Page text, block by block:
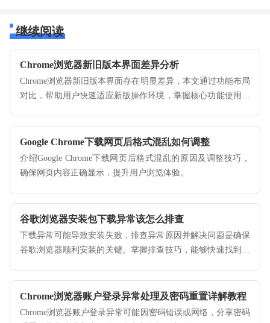
继续阅读
Chrome浏览器新旧版本界面差异分析
Chrome浏览器新旧版本界面存在明显差异，本文通过功能布局
对比，帮助用户快速适应新版操作环境，掌握核心功能使用方
Google Chrome下载网页后格式混乱如何调整
介绍Google Chrome下载网页后格式混乱的原因及调整技巧，
确保网页内容正确显示，提升用户浏览体验。
谷歌浏览器安装包下载异常该怎么排查
下载异常可能导致安装失败，排查异常原因并解决问题是确保
谷歌浏览器顺利安装的关键。掌握排查技巧，能够快速找到问
Chrome浏览器账户登录异常处理及密码重置详解教程
Chrome浏览器账户登录异常可能因密码错误或网络，分享密码